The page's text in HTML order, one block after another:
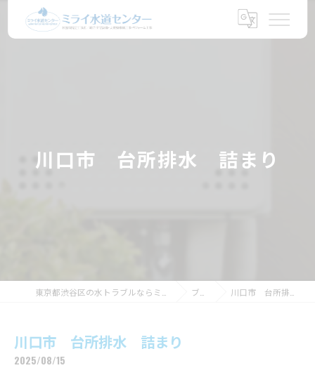
川口市 台所排水 詰まり
ブログ 川口市 台所排水 詰まり
川口市 台所排水 詰まり
2025/08/15